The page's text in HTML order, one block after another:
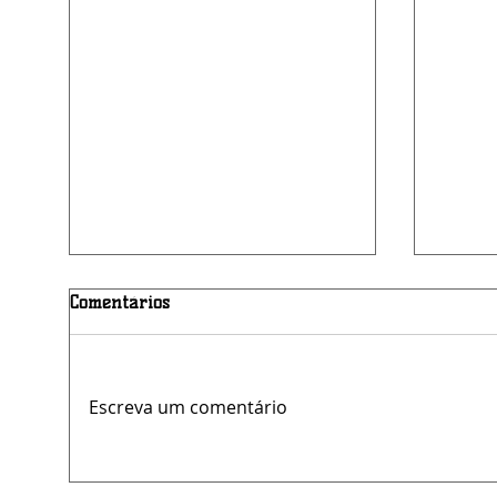
reinaugurada com novo
Comentários
Escreva um comentário